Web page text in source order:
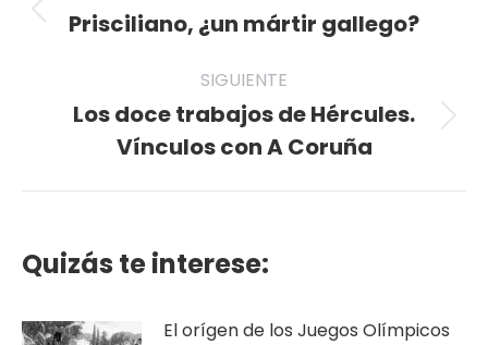
entre
publicaciones
Publicación
Prisciliano, ¿un mártir gallego?
SIGUIENTE
Publicación
siguiente:
Los doce trabajos de Hércules.
Vínculos con A Coruña
Quizás te interese:
El orígen de los Juegos Olímpicos